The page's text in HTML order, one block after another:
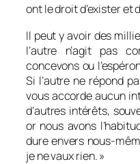
ont le droit d’exister et
Il peut y avoir des
l’autre n’agit pas
concevons ou
Si l’autre ne répond
vous accorde aucun
d’autres intérêts,
or nous avons
dure envers nous-
je ne vaux rien. »